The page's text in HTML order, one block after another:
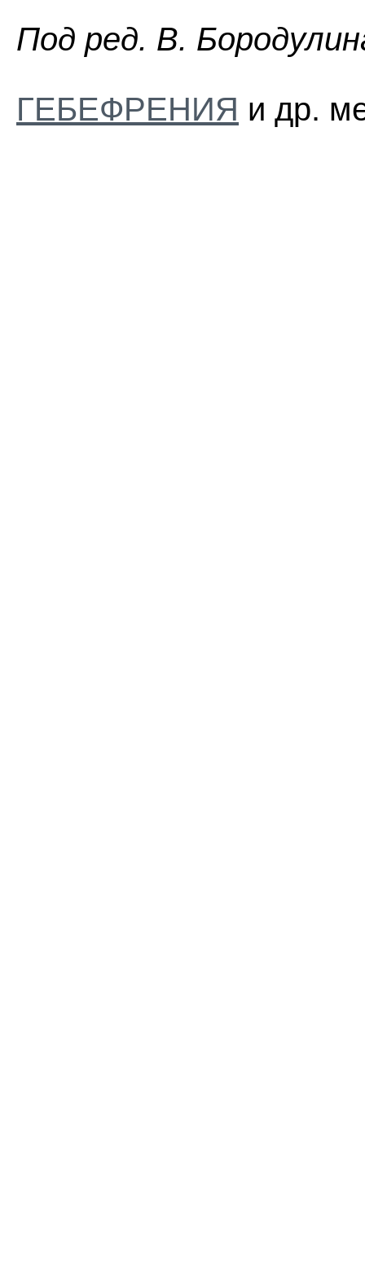
Пoд peд. B.
ГЕБЕФРЕНИЯ и др.